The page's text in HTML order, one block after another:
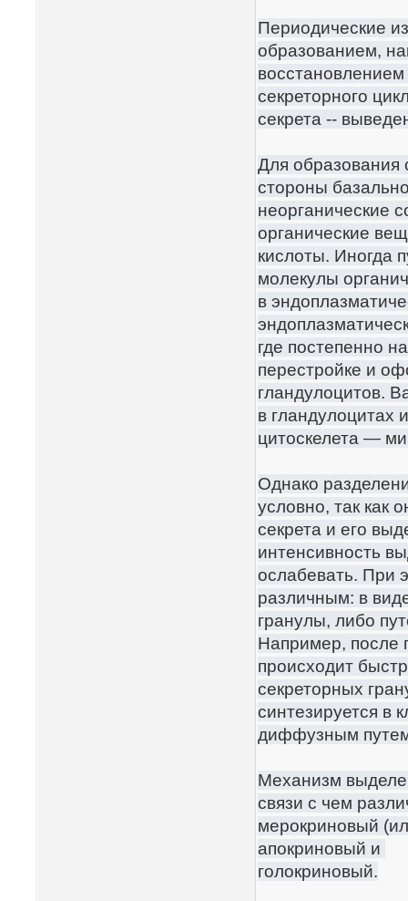
Периодические
образованием,
секреторного
секрета --
Для образования
стороны
неорганические
органические
кислоты. Иногда
молекулы
в
где постепенно
перестройке и
гландулоцитов.
в гландулоцитах
цитоскелета —
Однако
условно, так как
секрета и его
интенсивность
ослабевать. При
различным: в
гранулы, либо
Например, после
происходит
секреторных
синтезируется в
диффузным
Механизм
связи с чем
мерокриновый
апокриновый и
голокриновый.